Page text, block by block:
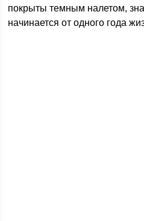
покрыты темным налетом,
начинается от одного года